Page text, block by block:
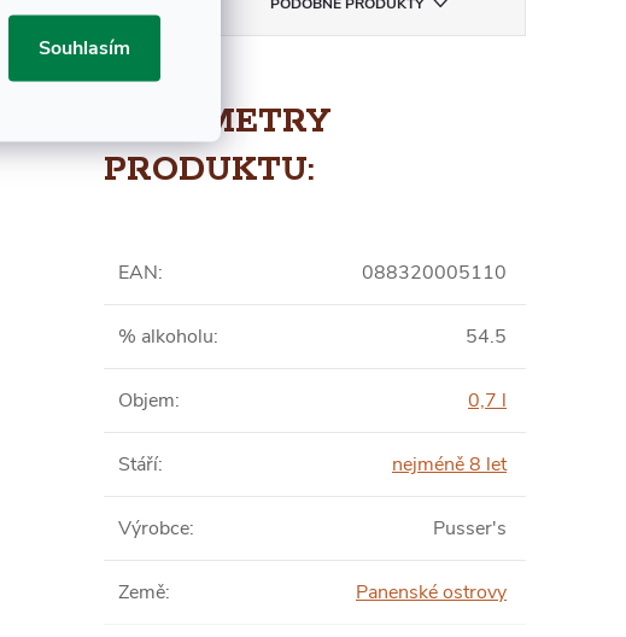
Souhlasím
PARAMETRY
PRODUKTU:
EAN: 088320005110
% alkoholu: 54.5
Objem: 0,7 l
Stáří: nejméně 8 let
Výrobce: Pusser's
Země: Panenské ostrovy